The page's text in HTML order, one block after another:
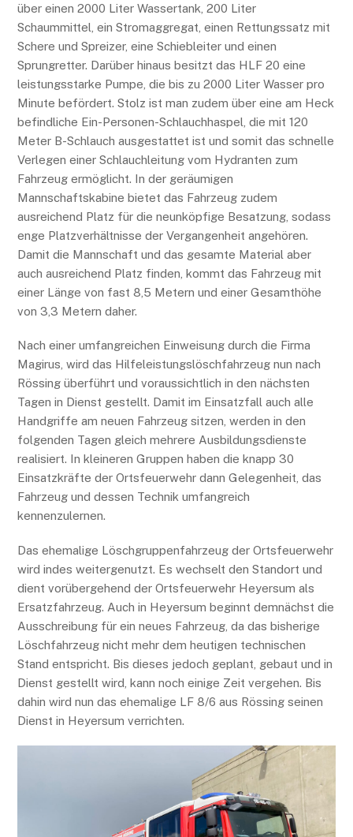
über einen 2000 Liter Wassertank, 200 Liter
Schaummittel, ein Stromaggregat, einen Rettungssatz mit
Schere und Spreizer, eine Schiebleiter und einen
Sprungretter. Darüber hinaus besitzt das HLF 20 eine
leistungsstarke Pumpe, die bis zu 2000 Liter Wasser pro
Minute befördert. Stolz ist man zudem über eine am Heck
befindliche Ein-Personen-Schlauchhaspel, die mit 120
Meter B-Schlauch ausgestattet ist und somit das schnelle
Verlegen einer Schlauchleitung vom Hydranten zum
Fahrzeug ermöglicht. In der geräumigen
Mannschaftskabine bietet das Fahrzeug zudem
ausreichend Platz für die neunköpfige Besatzung, sodass
enge Platzverhältnisse der Vergangenheit angehören.
Damit die Mannschaft und das gesamte Material aber
auch ausreichend Platz finden, kommt das Fahrzeug mit
einer Länge von fast 8,5 Metern und einer Gesamthöhe
von 3,3 Metern daher.
Nach einer umfangreichen Einweisung durch die Firma
Magirus, wird das Hilfeleistungslöschfahrzeug nun nach
Rössing überführt und voraussichtlich in den nächsten
Tagen in Dienst gestellt. Damit im Einsatzfall auch alle
Handgriffe am neuen Fahrzeug sitzen, werden in den
folgenden Tagen gleich mehrere Ausbildungsdienste
realisiert. In kleineren Gruppen haben die knapp 30
Einsatzkräfte der Ortsfeuerwehr dann Gelegenheit, das
Fahrzeug und dessen Technik umfangreich
kennenzulernen.
Das ehemalige Löschgruppenfahrzeug der Ortsfeuerwehr
wird indes weitergenutzt. Es wechselt den Standort und
dient vorübergehend der Ortsfeuerwehr Heyersum als
Ersatzfahrzeug. Auch in Heyersum beginnt demnächst die
Ausschreibung für ein neues Fahrzeug, da das bisherige
Löschfahrzeug nicht mehr dem heutigen technischen
Stand entspricht. Bis dieses jedoch geplant, gebaut und in
Dienst gestellt wird, kann noch einige Zeit vergehen. Bis
dahin wird nun das ehemalige LF 8/6 aus Rössing seinen
Dienst in Heyersum verrichten.